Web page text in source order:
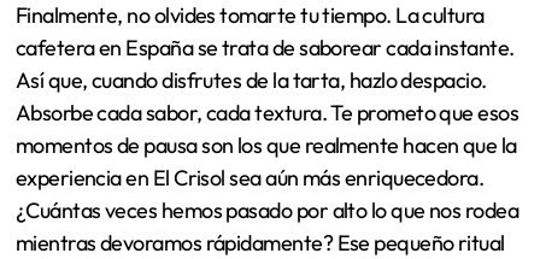
Finalmente, no olvides tomarte tu tiempo. La cultura
cafetera en España se trata de saborear cada instante.
Así que, cuando disfrutes de la tarta, hazlo despacio.
Absorbe cada sabor, cada textura. Te prometo que esos
momentos de pausa son los que realmente hacen que la
experiencia en El Crisol sea aún más enriquecedora.
¿Cuántas veces hemos pasado por alto lo que nos rodea
mientras devoramos rápidamente? Ese pequeño ritual